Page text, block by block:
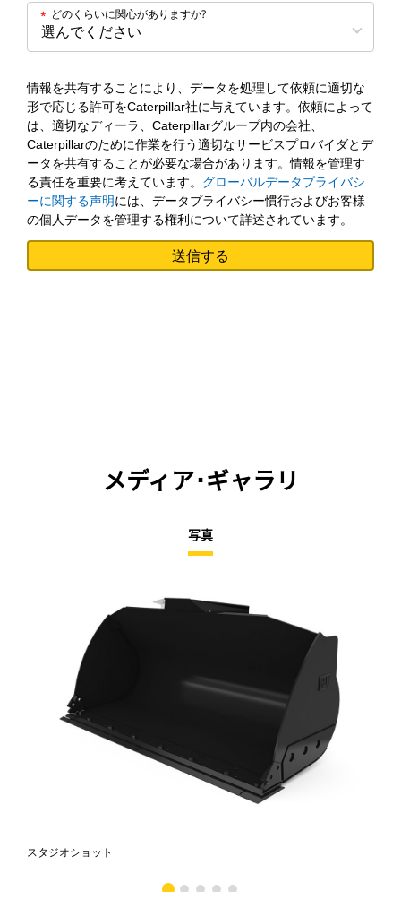
どのくらいに関心がありますか?
*
情報を共有することにより、データを処理して依頼に適切な
形で応じる許可をCaterpillar社に与えています。依頼によって
は、適切なディーラ、Caterpillarグループ内の会社、
Caterpillarのために作業を行う適切なサービスプロバイダとデ
ータを共有することが必要な場合があります。情報を管理す
る責任を重要に考えています。 グローバルデータプライバシ
ーに関する声明には、データプライバシー慣行およびお客様
の個人データを管理する権利について詳述されています。
メディア･ギャラリ
写真
スタジオショット